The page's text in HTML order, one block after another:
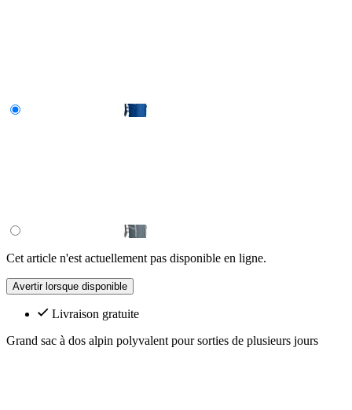
Cet article n'est actuellement pas disponible en ligne.
Avertir lorsque disponible
Livraison gratuite
Grand sac à dos alpin polyvalent pour sorties de plusieurs jours